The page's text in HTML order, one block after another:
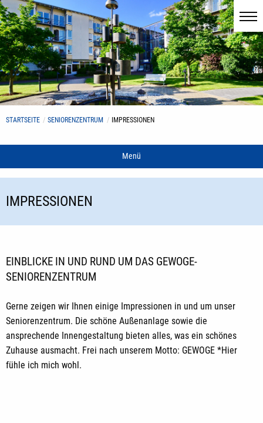
STARTSEITE SENIORENZENTRUM IMPRESSIONEN
Menü
IMPRESSIONEN
EINBLICKE IN UND RUND UM DAS GEWOGE-
SENIORENZENTRUM
Gerne zeigen wir Ihnen einige Impressionen in und um unser
Seniorenzentrum. Die schöne Außenanlage sowie die
ansprechende Innengestaltung bieten alles, was ein schönes
Zuhause ausmacht. Frei nach unserem Motto: GEWOGE *Hier
fühle ich mich wohl.